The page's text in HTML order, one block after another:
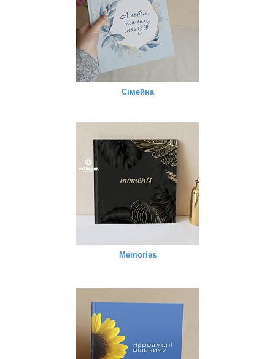
Сімейна
Memories